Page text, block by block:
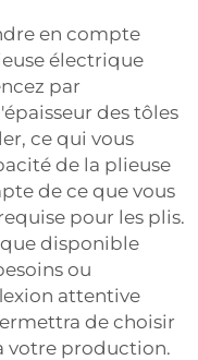
en compte
électrique
par
des tôles
ce qui vous
de la plieuse
de ce que vous
pour les plis.
disponible
ou
attentive
de choisir
votre production.